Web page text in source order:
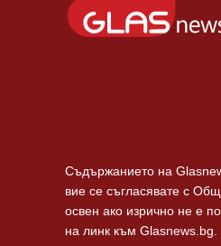
Съдържанието на
вие се съгласявате с
освен ако изрично не е
на линк към